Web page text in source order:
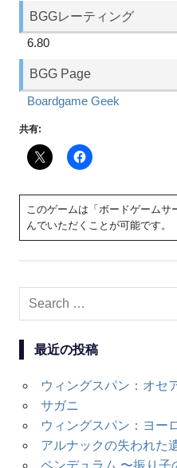
BGGレーティング
6.80
BGG Page
Boardgame Geek
共有:
このゲームは「ボードゲーム
んでいただくことが可能です。
Search
最近の投稿
ウィングスパン：オセ
サガニ
ウィングスパン：ヨー
アルナックの失われた